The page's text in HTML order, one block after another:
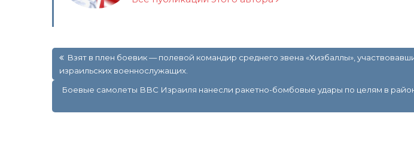
по
записям
Взят в плен боевик — полевой командир среднего звена «Хизбаллы»,
израильских военнослужащих.
Боевые самолеты ВВС Израиля нанесли ракетно-бомбовые удары по целям в